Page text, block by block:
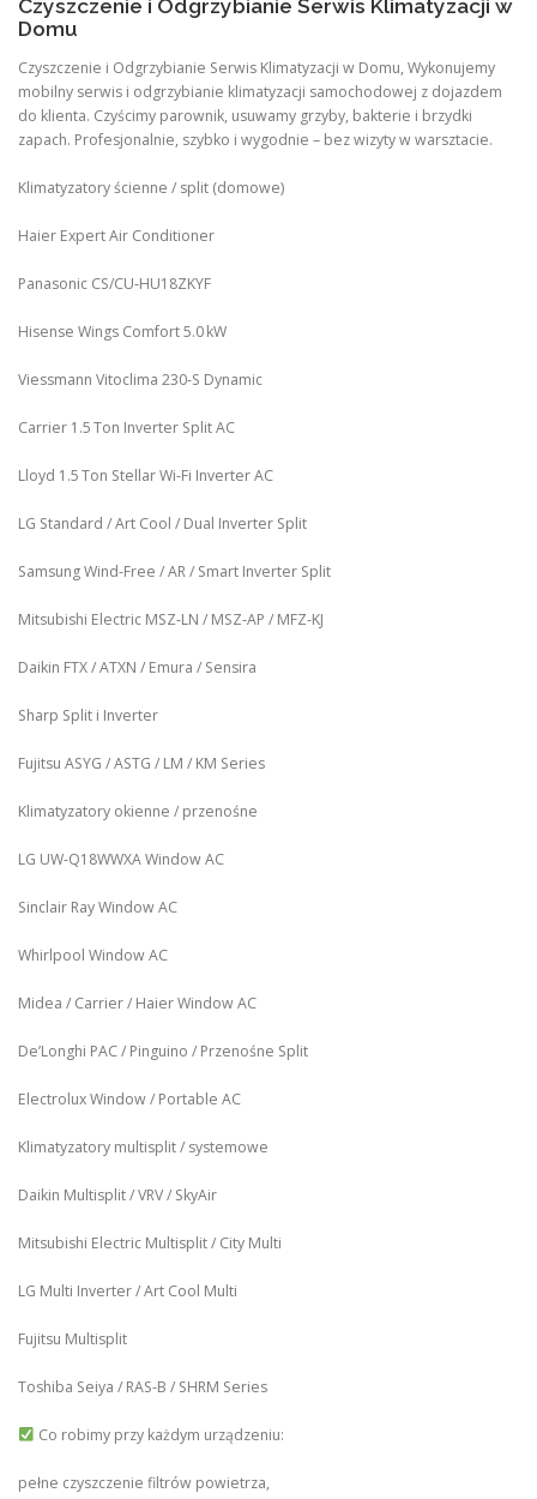
Czyszczenie i Odgrzybianie Serwis Klimatyzacji w
Domu
Czyszczenie i Odgrzybianie Serwis Klimatyzacji w Domu, Wykonujemy
mobilny serwis i odgrzybianie klimatyzacji samochodowej z dojazdem
do klienta. Czyścimy parownik, usuwamy grzyby, bakterie i brzydki
zapach. Profesjonalnie, szybko i wygodnie – bez wizyty w warsztacie.
Klimatyzatory ścienne / split (domowe)
Haier Expert Air Conditioner
Panasonic CS/CU‑HU18ZKYF
Hisense Wings Comfort 5.0 kW
Viessmann Vitoclima 230‑S Dynamic
Carrier 1.5 Ton Inverter Split AC
Lloyd 1.5 Ton Stellar Wi‑Fi Inverter AC
LG Standard / Art Cool / Dual Inverter Split
Samsung Wind-Free / AR / Smart Inverter Split
Mitsubishi Electric MSZ‑LN / MSZ‑AP / MFZ-KJ
Daikin FTX / ATXN / Emura / Sensira
Sharp Split i Inverter
Fujitsu ASYG / ASTG / LM / KM Series
Klimatyzatory okienne / przenośne
LG UW‑Q18WWXA Window AC
Sinclair Ray Window AC
Whirlpool Window AC
Midea / Carrier / Haier Window AC
De’Longhi PAC / Pinguino / Przenośne Split
Electrolux Window / Portable AC
Klimatyzatory multisplit / systemowe
Daikin Multisplit / VRV / SkyAir
Mitsubishi Electric Multisplit / City Multi
LG Multi Inverter / Art Cool Multi
Fujitsu Multisplit
Toshiba Seiya / RAS-B / SHRM Series
Co robimy przy każdym urządzeniu:
pełne czyszczenie filtrów powietrza,